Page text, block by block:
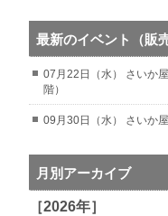
最新のイベント（販
07月22日（水） さいか
階）
09月30日（水） さい
月別アーカイブ
［2026年］